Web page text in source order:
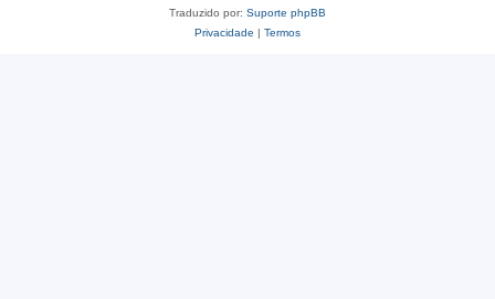
Traduzido por: Suporte phpBB
Privacidade | Termos